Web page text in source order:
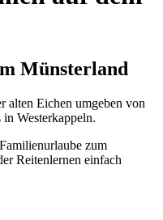
Münsterland
alten Eichen umgeben von
in Westerkappeln.
zum
Reitenlernen einfach